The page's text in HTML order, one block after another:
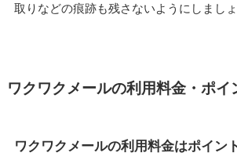
取りなどの痕跡も残さないようにしましょ
ワクワクメールの利用料金・ポイ
ワクワクメールの利用料金はポイン